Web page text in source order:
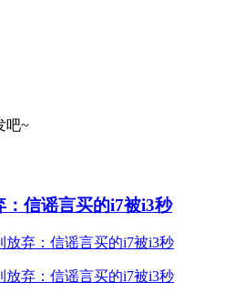
吧~
信谣言买的i7被i3秒